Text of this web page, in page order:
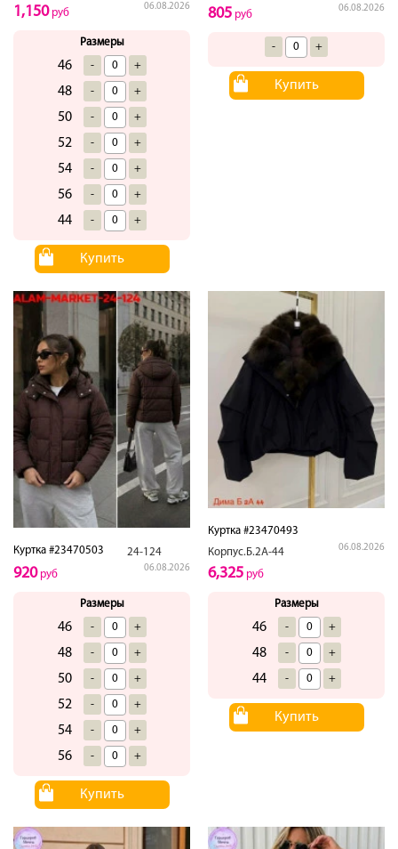
06.08.2026
1,150руб
Размеры
46 - +
48 - +
50 - +
52 - +
54 - +
56 - +
44 - +
Купить
06.08.2026
805 руб
- +
Купить
Куртка #23470503 24-124
06.08.2026
920руб
Размеры
46 - +
48 - +
50 - +
52 - +
54 - +
56 - +
Купить
Куртка #23470493
Корпус.Б.2А-44
06.08.2026
6,325 руб
Размеры
46 - +
48 - +
44 - +
Купить